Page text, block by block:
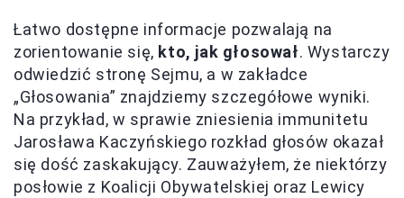
Łatwo dostępne informacje pozwalają na
zorientowanie się, kto, jak głosował. Wystarczy
odwiedzić stronę Sejmu, a w zakładce
„Głosowania” znajdziemy szczegółowe wyniki.
Na przykład, w sprawie zniesienia immunitetu
Jarosława Kaczyńskiego rozkład głosów okazał
się dość zaskakujący. Zauważyłem, że niektórzy
posłowie z Koalicji Obywatelskiej oraz Lewicy